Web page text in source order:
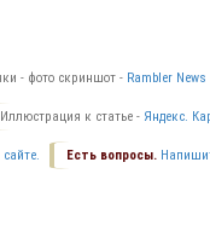
- фото скриншот - Rambler News
Иллюстрация к статье - Яндекс.
Есть вопросы.